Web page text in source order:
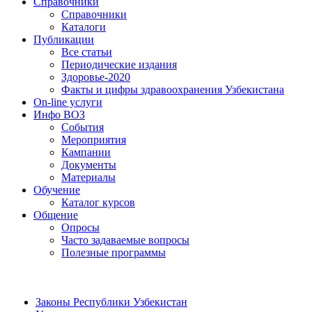
Справочники
Каталоги
Публикации
Все статьи
Периодические издания
Здоровье-2020
Факты и цифры здравоохранения Узбекистана
On-line услуги
Инфо ВОЗ
События
Мероприятия
Кампании
Документы
Материалы
Обучение
Каталог курсов
Общение
Опросы
Часто задаваемые вопросы
Полезные программы
Законы Республики Узбекистан